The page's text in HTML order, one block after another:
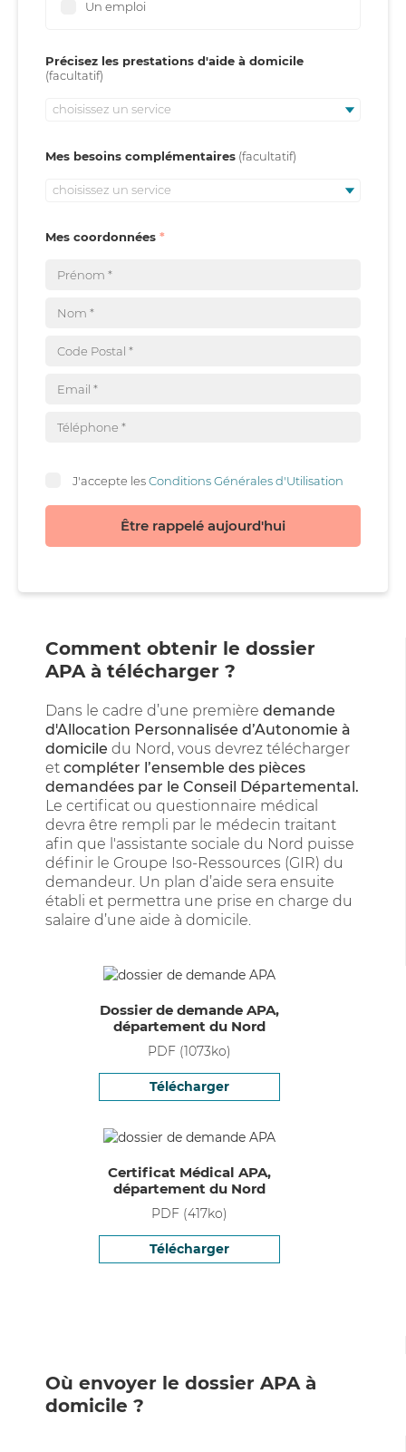
Un emploi
Précisez les prestations d'aide à domicile
choisissez un service
Mes besoins complémentaires
choisissez un service
Mes coordonnées
J'accepte lesConditions Générales d'Utilisation
Être rappelé aujourd'hui
Comment obtenir le dossier
APA à télécharger ?
Dans le cadre d’une première demande
d'Allocation Personnalisée d’Autonomie à
domicile du Nord, vous devrez télécharger
et compléter l’ensemble des pièces
demandées par le Conseil Départemental.
Le certificat ou questionnaire médical
devra être rempli par le médecin traitant
afin que l'assistante sociale du Nord puisse
définir le Groupe Iso-Ressources (GIR) du
demandeur. Un plan d’aide sera ensuite
établi et permettra une prise en charge du
salaire d’une aide à domicile.
Dossier de demande APA,
département du Nord
PDF (1073ko)
Télécharger
Certificat Médical APA,
département du Nord
PDF (417ko)
Télécharger
Où envoyer le dossier APA à
domicile ?